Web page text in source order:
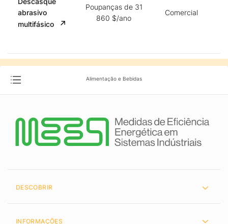
Alimentação e Bebidas
abrasivo
multifásico
Poupanças de 31
860 $/ano
Comercial
DESCOBRIR
INFORMAÇÕES